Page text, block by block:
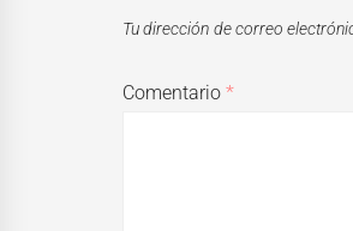
Tu dirección de correo
Comentario*